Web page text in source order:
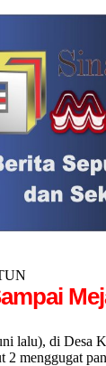
di Desa
menggugat